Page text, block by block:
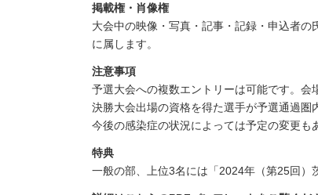
掲載権・肖像権
大会中の映像・写真・記事・記録・申込者
に属します。
注意事項
予選大会への複数エントリーは可能です。会
決勝大会出場の資格を得た選手が予選通過圏
今後の感染症の状況によっては予定の変更も
特典
一般の部、上位3名には「2024年（第25回）